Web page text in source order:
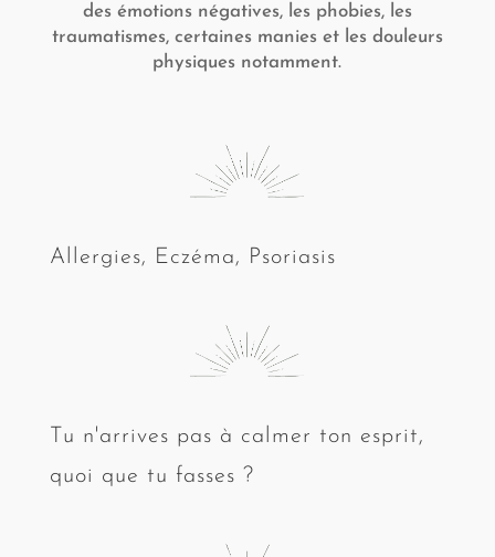
des émotions négatives, les phobies, les
traumatismes, certaines manies et les douleurs
physiques notamment.
Allergies, Eczéma, Psoriasis
Tu n'arrives pas à calmer ton esprit,
quoi que tu fasses ?